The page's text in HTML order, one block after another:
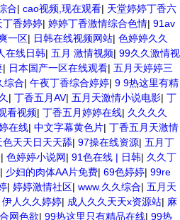
合| cao视频,现在观看| 天堂婷婷丁香六
丁香婷婷| 婷婷丁香激情综合色情| 91av
一区| 日韩在线视频网站| 色婷婷久久
在线日韩| 五月 激情视频| 99久久激情视
| 日本国产一区在线观看| 五月天婷婷三
综合| 午夜丁香综合婷婷| 9 9热这里有精
| 丁香五月AV| 五月天激情小说电影| 丁
看视频| 丁香五月婷婷在线| 久久久久
在线| 中文字幕黄色片| 丁香五月天激情
色天天日天天舔| 97操在线资源| 五月丁
| 色婷婷小说网| 91色在线 | 日韩| 久久丁
| 少妇的肉体AA片免费| 69色婷婷| 99re
| 婷婷激情社区| www.久久综合| 五月天
伊人久久婷婷| 成人久久天天x资源站| 麻
网色欲| 99热这里只有精品在线| 99热